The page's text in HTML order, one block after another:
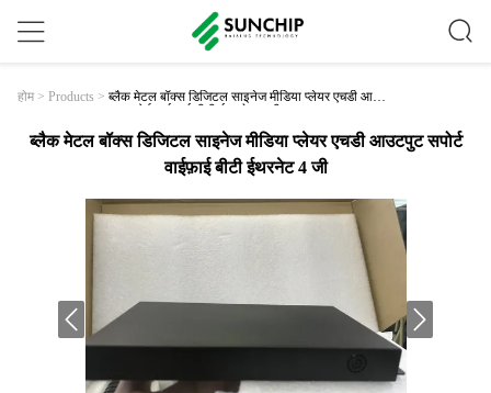
होम > Products > ब्लैक मेटल बॉक्स डिजिटल साइनेज मीडिया प्लेयर एचडी आउट
पुट सपोर्ट वाईफ़ाई बीटी ईथरनेट 4 जी
ब्लैक मेटल बॉक्स डिजिटल साइनेज मीडिया प्लेयर एचडी आउटपुट सपोर्ट
वाईफ़ाई बीटी ईथरनेट 4 जी